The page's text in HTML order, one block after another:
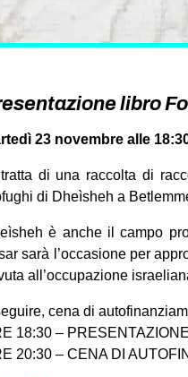
libro
23 novembre alle
di una raccolta di
di Dheìsheh a
è anche il campo
sarà l’occasione per
all’occupazione
cena di
18:30 –
20:30 – CENA DI